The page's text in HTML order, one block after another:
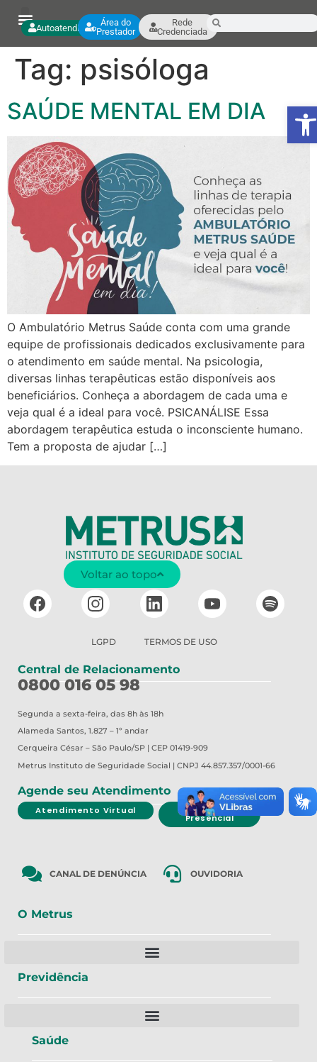
AutoatendimentoÁrea do
Prestador
Rede
Credenciada
Tag: psisóloga
SAÚDE MENTAL EM DIA
O Ambulatório Metrus Saúde conta com uma grande
equipe de profissionais dedicados exclusivamente para
o atendimento em saúde mental. Na psicologia,
diversas linhas terapêuticas estão disponíveis aos
beneficiários. Conheça a abordagem de cada uma e
veja qual é a ideal para você. PSICANÁLISE Essa
abordagem terapêutica estuda o inconsciente humano.
Tem a proposta de ajudar […]
LGPD TERMOS DE USO
Central de Relacionamento
0800 016 05 98
Segunda a sexta-feira, das 8h às 18h
Alameda Santos, 1.827 – 1º andar
Cerqueira César – São Paulo/SP | CEP 01419-909
Metrus Instituto de Seguridade Social | CNPJ 44.857.357/0001-66
Agende seu Atendimento
Atendimento Virtual Atendimento
Presencial
CANAL DE DENÚNCIA OUVIDORIA
O Metrus
Previdência
Saúde
Voltar ao topo